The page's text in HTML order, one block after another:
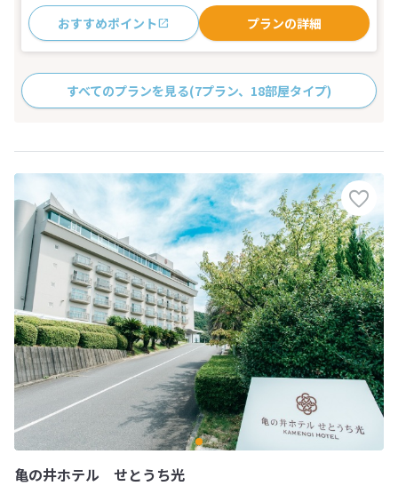
おすすめポイント プランの詳細
すべてのプランを見る(7プラン、18部屋タイプ)
亀の井ホテル せとうち光